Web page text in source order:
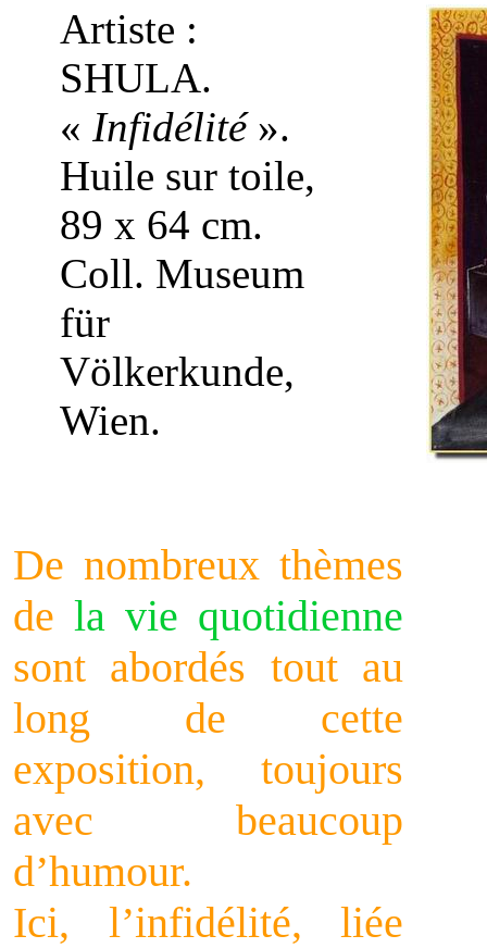
Artiste :
SHULA.
« Infidélité».
Huile sur toile,
89 x 64 cm.
Coll. Museum
für
Völkerkunde,
Wien.
De nombreux thèmes
de la vie quotidienne
sont abordés tout au
long de cette
exposition, toujours
avec beaucoup
d’humour.
Ici, l’infidélité, liée